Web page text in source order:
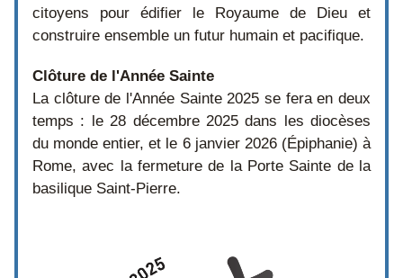
citoyens pour édifier le Royaume de Dieu et
construire ensemble un futur humain et pacifique.
Clôture de l'Année Sainte
La clôture de l'Année Sainte 2025 se fera en deux
temps : le 28 décembre 2025 dans les diocèses
du monde entier, et le 6 janvier 2026 (Épiphanie) à
Rome, avec la fermeture de la Porte Sainte de la
basilique Saint-Pierre.